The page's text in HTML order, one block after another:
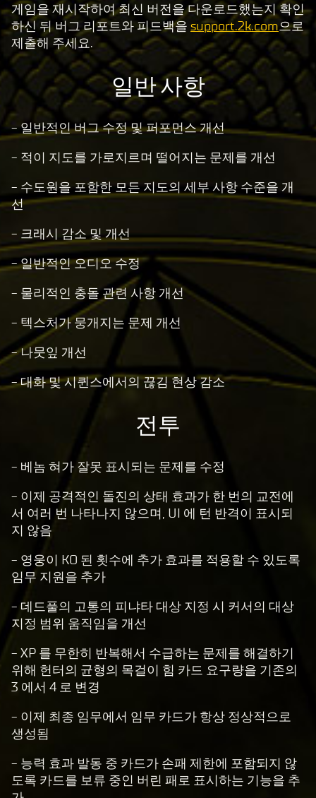
게임을 재시작하여 최신 버전을 다운로드했는지 확인
하신 뒤 버그 리포트와 피드백을 support.2k.com으로
제출해 주세요.
일반 사항
- 일반적인 버그 수정 및 퍼포먼스 개선
- 적이 지도를 가로지르며 떨어지는 문제를 개선
- 수도원을 포함한 모든 지도의 세부 사항 수준을 개
선
- 크래시 감소 및 개선
- 일반적인 오디오 수정
- 물리적인 충돌 관련 사항 개선
- 텍스처가 뭉개지는 문제 개선
- 나뭇잎 개선
- 대화 및 시퀸스에서의 끊김 현상 감소
전투
- 베놈 혀가 잘못 표시되는 문제를 수정
- 이제 공격적인 돌진의 상태 효과가 한 번의 교전에
서 여러 번 나타나지 않으며, UI 에 턴 반격이 표시되
지 않음
- 영웅이 KO 된 횟수에 추가 효과를 적용할 수 있도록
임무 지원을 추가
- 데드풀의 고통의 피냐타 대상 지정 시 커서의 대상
지정 범위 움직임을 개선
- XP 를 무한히 반복해서 수급하는 문제를 해결하기
위해 헌터의 균형의 목걸이 힘 카드 요구량을 기존의
3 에서 4 로 변경
- 이제 최종 임무에서 임무 카드가 항상 정상적으로
생성됨
- 능력 효과 발동 중 카드가 손패 제한에 포함되지 않
도록 카드를 보류 중인 버린 패로 표시하는 기능을 추